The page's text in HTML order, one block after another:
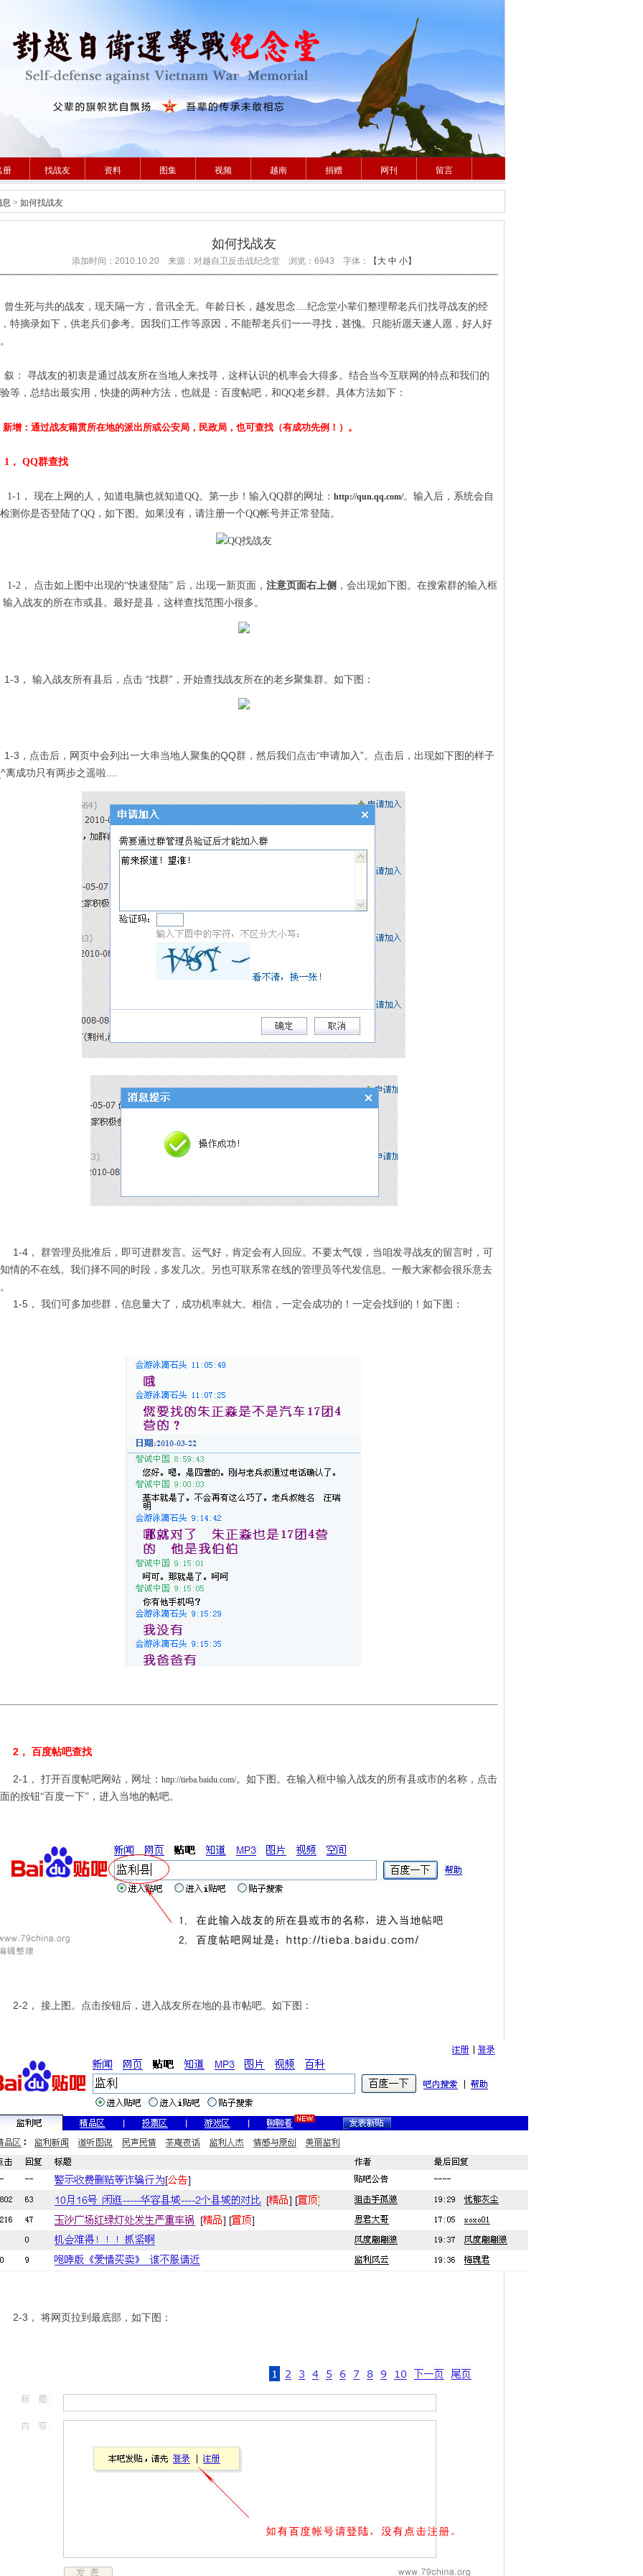
册 找战友 资料 图集 视频 越南 捐赠 网刊 留言
息 > 如何找战友
如何找战友
添加时间：2010.10.20 来源：对越自卫反击战纪念堂 浏览：6943 字体： 【 大 中 小】
死与共的战友，现天隔一方，音讯全无。年龄日长，越发思念....纪念堂小辈们整理帮老兵们找寻战友的经
特摘录如下，供老兵们参考。因我们工作等原因，不能帮老兵们一一寻找，甚愧。只能祈愿天遂人愿，好人好
寻战友的初衷是通过战友所在当地人来找寻，这样认识的机率会大得多。结合当今互联网的特点和我们的
等，总结出最实用，快捷的两种方法，也就是：百度帖吧，和QQ老乡群。具体方法如下：
新增：通过战友籍贯所在地的派出所或公安局，民政局，也可查找（有成功先例！）。
1， QQ群查找
， 现在上网的人，知道电脑也就知道QQ。第一步！输入QQ群的网址： http://qun.qq.com/。输入后，系统会自
测你是否登陆了QQ，如下图。如果没有，请注册一个QQ帐号并正常登陆。
， 点击如上图中出现的“快速登陆” 后，出现一新页面， 注意页面右上侧 ，会出现如下图。在搜索群的输入框
输入战友的所在市或县。最好是县，这样查找范围小很多。
， 输入战友所有县后，点击 “找群”，开始查找战友所在的老乡聚集群。如下图：
，点击后，网页中会列出一大串当地人聚集的QQ群，然后我们点击“申请加入”。点击后，出现如下图的样子
离成功只有两步之遥啦....
， 群管理员批准后，即可进群发言。运气好，肯定会有人回应。不要太气馁，当咱发寻战友的留言时，可
情的不在线。我们择不同的时段，多发几次。另也可联系常在线的管理员等代发信息。一般大家都会很乐意去
， 我们可多加些群，信息量大了，成功机率就大。相信，一定会成功的！一定会找到的！如下图：
2， 百度帖吧查找
， 打开百度帖吧网站，网址： http://tieba.baidu.com/。如下图。在输入框中输入战友的所有县或市的名称，点击
的按钮“百度一下”，进入当地的帖吧。
， 接上图。点击按钮后，进入战友所在地的县市帖吧。如下图：
， 将网页拉到最底部，如下图：